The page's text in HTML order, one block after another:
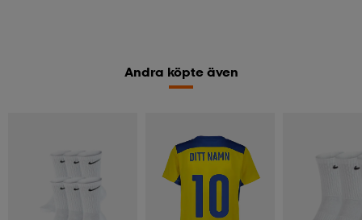
Andra köpte även